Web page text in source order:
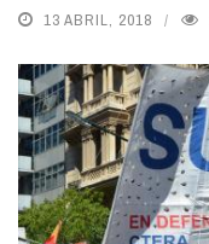
13 ABRIL, 2018